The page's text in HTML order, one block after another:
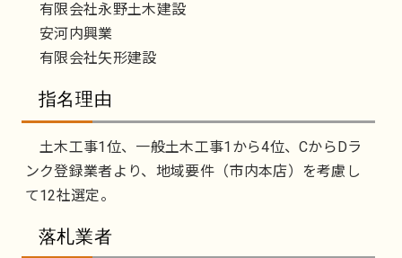
有限会社永野土木建設
安河内興業
有限会社矢形建設
指名理由
土木工事1位、一般土木工事1から4位、CからDラ
ンク登録業者より、地域要件（市内本店）を考慮し
て12社選定。
落札業者